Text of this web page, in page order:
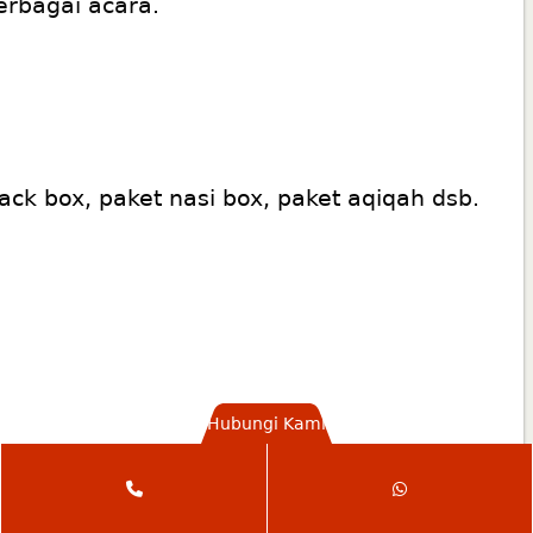
box, paket nasi box, paket aqiqah dsb.
Hubungi Kami